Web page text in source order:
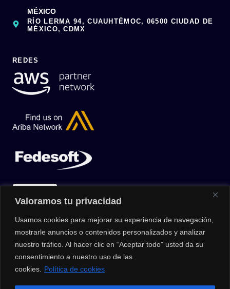
Valoramos tu privacidad
Usamos cookies para mejorar su experiencia de navegación,
mostrarle anuncios o contenidos personalizados y analizar
nuestro tráfico. Al hacer clic en “Aceptar todo” usted da su
consentimiento a nuestro uso de las
cookies.
Política de cookies
MÉXICO
RÍO LERMA 94, CUAUHTÉMOC, 06500 CIUDAD DE
MÉXICO, CDMX
REDES
© 2026 |Privacy Policy|Data Protection Policy|Media Kit| All